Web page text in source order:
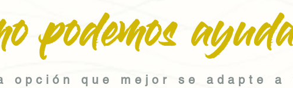
podemos
opción que mejor se adapte a